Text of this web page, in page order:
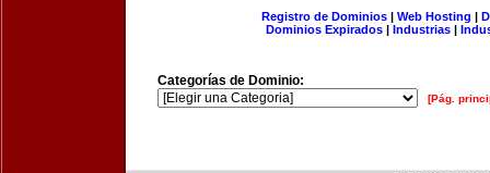
Registro de Dominios| Web Hosting |
Dominios Expirados | Industrias |
Categorías de Dominio:
[Pág.